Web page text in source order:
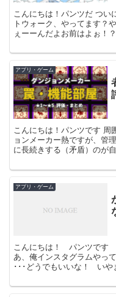
こんにちは！パンツだ つい
トウォーク、やってます？
ぇーーんだよお前はよぉ！
アプリ・ゲーム
こんにちは！パンツです 周
ョンメーカー熱ですが、管
に長続きする（矛盾）のが
アプリ・ゲーム
こんにちは！ パンツです
あ、俺インスタグラムや
･･･どうでもいいな！ いや